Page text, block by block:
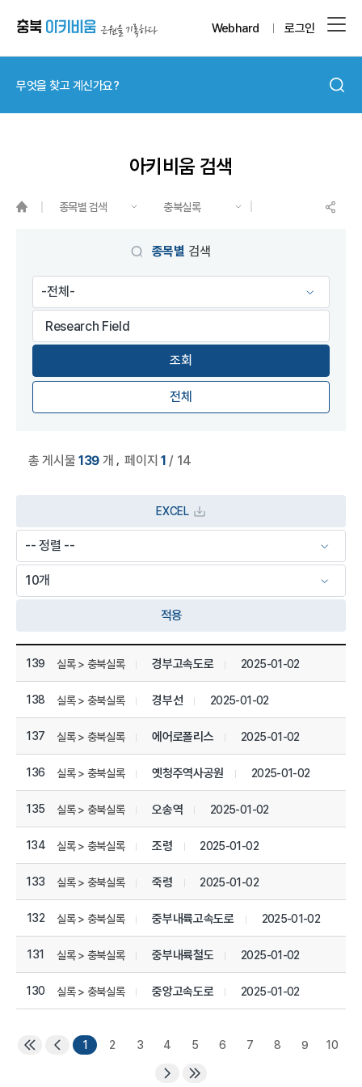
Webhard 로그인
아키비움 검색
종목별 검색 충북실록
종목별 검색
전체
총 게시물139 개 ,페이지 1 / 14
EXCEL
적용
상세정보 관리목록
139 실록 > 충북실록 경부고속도로 2025-01-02
138 실록 > 충북실록 경부선 2025-01-02
137 실록 > 충북실록 에어로폴리스 2025-01-02
136 실록 > 충북실록 옛청주역사공원 2025-01-02
135 실록 > 충북실록 오송역 2025-01-02
134 실록 > 충북실록 조령 2025-01-02
133 실록 > 충북실록 죽령 2025-01-02
132 실록 > 충북실록 중부내륙고속도로 2025-01-02
131 실록 > 충북실록 중부내륙철도 2025-01-02
130 실록 > 충북실록 중앙고속도로 2025-01-02
1 2 3 4 5 6 7 8 9 10